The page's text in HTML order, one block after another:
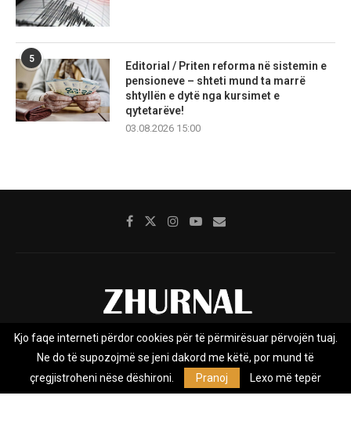
5
Editorial / Priten reforma në sistemin e
pensioneve – shteti mund ta marrë
shtyllën e dytë nga kursimet e
qytetarëve!
03.08.2026 15:00
Rreth nesh Impresumi Marketing
Privacy Policy
Zhurnal.mk është Agjenci e Lajmeve e pavarur, e themeluar në vitin
Kjo faqe interneti përdor cookies për të përmirësuar përvojën tuaj.
Ne do të supozojmë se jeni dakord me këtë, por mund të
çregjistroheni nëse dëshironi.
Pranoj Lexo më tepër